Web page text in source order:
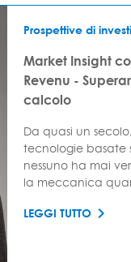
Prospettive di
Market Insight
Revenu -
calcolo
Da quasi un
tecnologie basate
nessuno ha mai
la meccanica
LEGGI TUTTO